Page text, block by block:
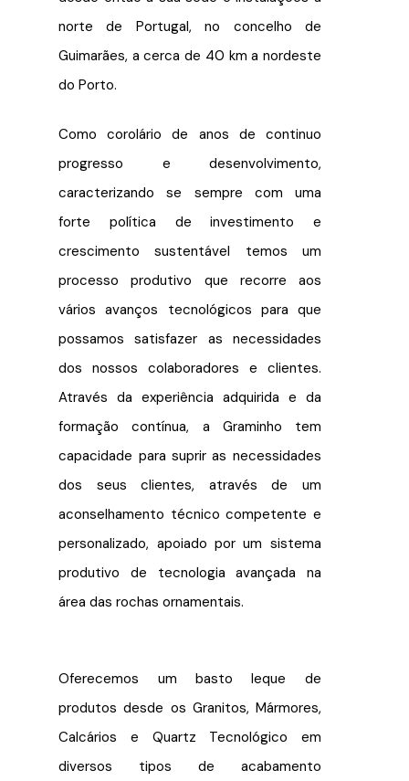
norte de Portugal, no concelho de
Guimarães, a cerca de 40 km a nordeste
do Porto.
Como corolário de anos de continuo
progresso e desenvolvimento,
caracterizando se sempre com uma
forte política de investimento e
crescimento sustentável temos um
processo produtivo que recorre aos
vários avanços tecnológicos para que
possamos satisfazer as necessidades
dos nossos colaboradores e clientes.
Através da experiência adquirida e da
formação contínua, a Graminho tem
capacidade para suprir as necessidades
dos seus clientes, através de um
aconselhamento técnico competente e
personalizado, apoiado por um sistema
produtivo de tecnologia avançada na
área das rochas ornamentais.
Oferecemos um basto leque de
produtos desde os Granitos, Mármores,
Calcários e Quartz Tecnológico em
diversos tipos de acabamento